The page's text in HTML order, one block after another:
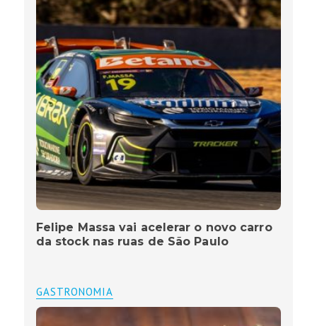
Felipe Massa vai acelerar o novo carro
da stock nas ruas de São Paulo
GASTRONOMIA